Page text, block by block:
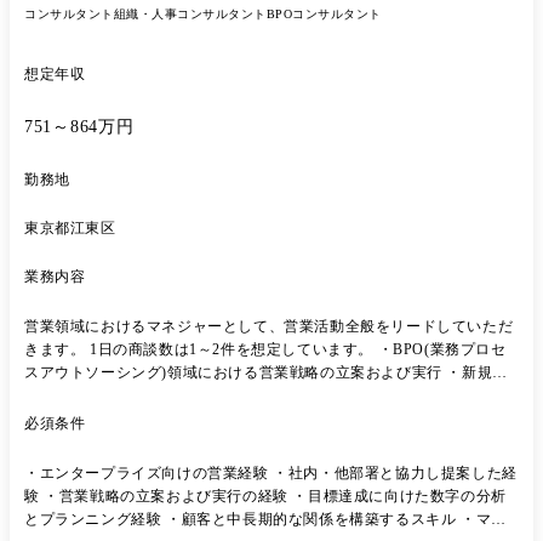
流企業様:インサイドセールス組織立ち上げに向けた研修支援 ・大手IT
析/基盤づくり) ・コンタクトセンター(問い合わせ・DX化) ※担当職種
出向先の定める職種) ●教育制度/資格制度 ◎導入研修:2⽇間 ◎PJT:あり
界・サービス知識は入社後にキャッチアップ可能 ・最初から完璧な提案
く在籍しています。 <研修の例> ▼1か月目 ・自社の紹介ができ、支援
プット ▼2か月目 ・顕在化しているセールス課題やニーズに対し、サー
案件受注ができている 先輩がフォローをしながらできることを増やして
いただきますので 焦らずに、着実に成長いただきたいと思います。
コンサルタント 組織・人事コンサルタント BPOコンサルタント
想定年収
751～864万円
勤務地
東京都江東区
業務内容
営業領域におけるマネジャーとして、営業活動全般をリードしていただ
きます。 1日の商談数は1～2件を想定しています。 ・BPO(業務プロセ
スアウトソーシング)領域における営業戦略の立案および実行 ・新規顧
長期的なビジネス展開 ・営業メンバーへの標準行動の定義および徹底
範囲:会社の定める職種(出向を命じることがあり、その場合は出向先の
定める職種)
必須条件
・エンタープライズ向けの営業経験 ・社内・他部署と協力し提案した経
験 ・営業戦略の立案および実行の経験 ・目標達成に向けた数字の分析
とプランニング経験 ・顧客と中長期的な関係を構築するスキル ・マネ